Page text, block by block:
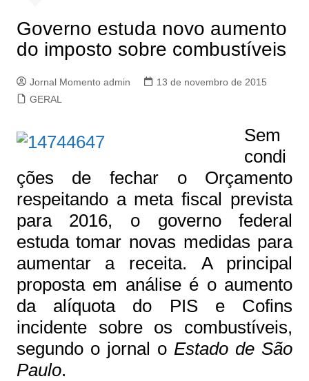
Governo estuda novo aumento
do imposto sobre combustíveis
Jornal Momento admin
13 de novembro de 2015
GERAL
Sem
condi
ções de fechar o Orçamento
respeitando a meta fiscal prevista
para 2016, o governo federal
estuda tomar novas medidas para
aumentar a receita. A principal
proposta em análise é o aumento
da alíquota do PIS e Cofins
incidente sobre os combustíveis,
segundo o jornal oEstado de São
Paulo.